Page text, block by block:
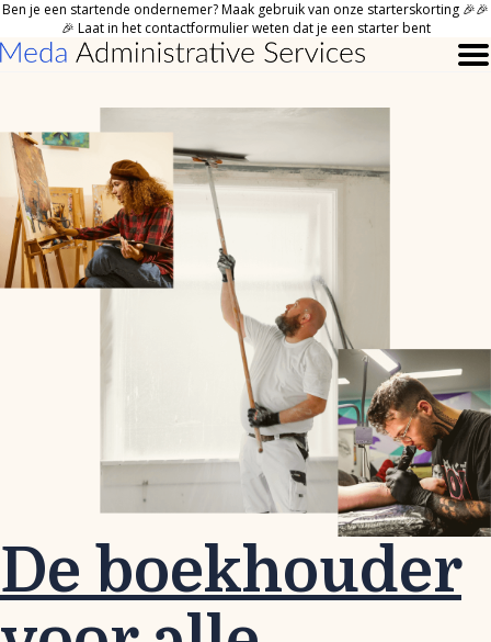
Ben je een startende ondernemer? Maak gebruik van onze starterskorting 🎉🎉
🎉 Laat in het contactformulier weten dat je een starter bent
De boekhouder